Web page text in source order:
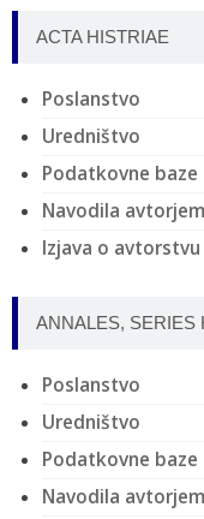
ACTA HISTRIAE
Poslanstvo
Uredništvo
Podatkovne baze
Navodila avtorjem
Izjava o avtorstvu
ANNALES, SERIES
Poslanstvo
Uredništvo
Podatkovne baze
Navodila avtorjem